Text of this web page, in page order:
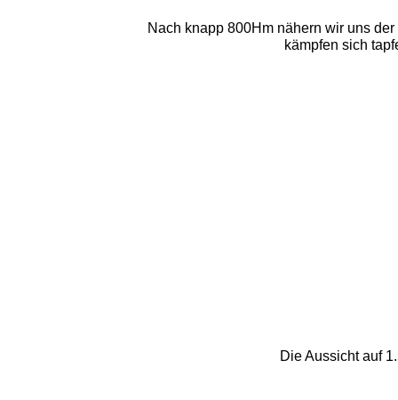
Nach knapp 800Hm nähern wir uns
kämpfen sich
Die Aussicht auf